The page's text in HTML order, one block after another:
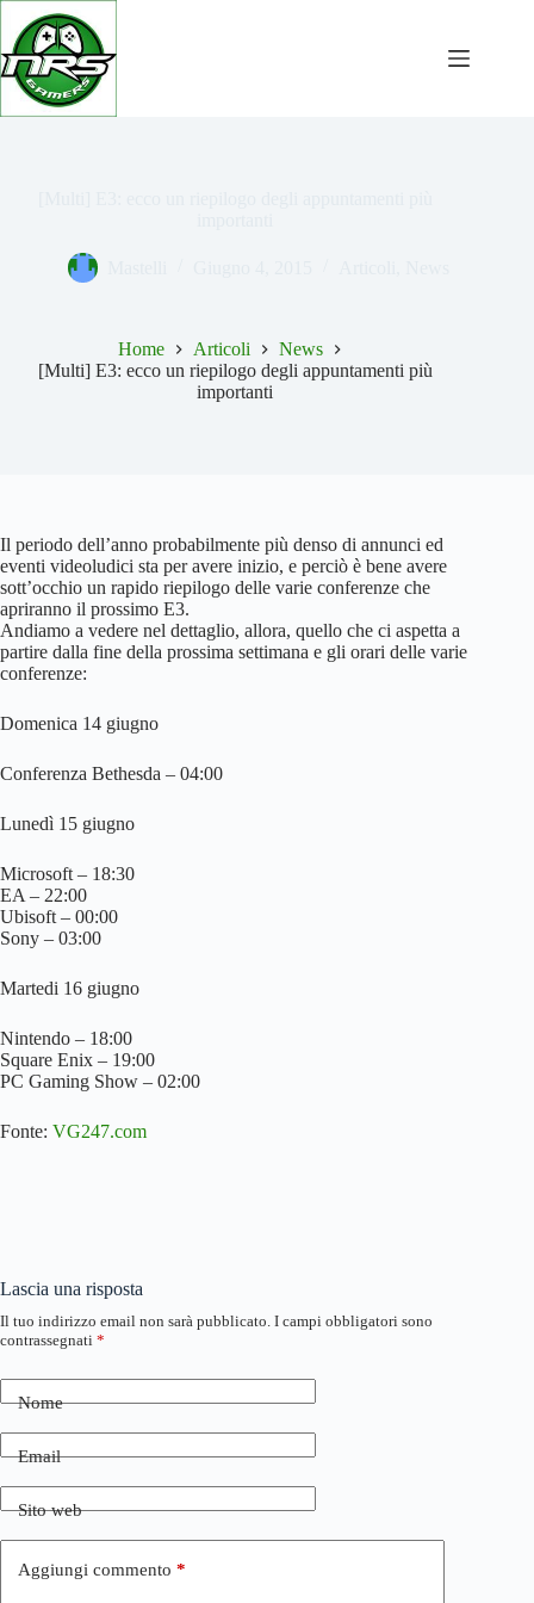
Salta
contenuto
Home Articoli
News
[Multi] E3: ecco un riepilogo degli appuntamenti più
importanti
Il periodo dell’anno probabilmente più denso di annunci ed
eventi videoludici sta per avere inizio, e perciò è bene avere
sott’occhio un rapido riepilogo delle varie conferenze che
apriranno il prossimo E3.
Andiamo a vedere nel dettaglio, allora, quello che ci aspetta a
partire dalla fine della prossima settimana e gli orari delle varie
conferenze:
Domenica 14 giugno
Conferenza Bethesda – 04:00
Lunedì 15 giugno
Microsoft – 18:30
EA – 22:00
Ubisoft – 00:00
Sony – 03:00
Martedi 16 giugno
Nintendo – 18:00
Square Enix – 19:00
PC Gaming Show – 02:00
Fonte: VG247.com
Lascia una risposta
Il tuo indirizzo email non sarà pubblicato. I campi obbligatori sono
contrassegnati *
Nome
Email
Sito web
Aggiungi commento *